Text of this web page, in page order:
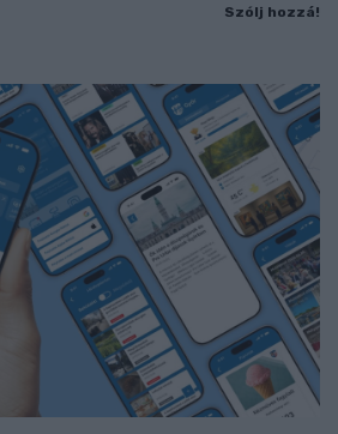
Szólj hozzá!